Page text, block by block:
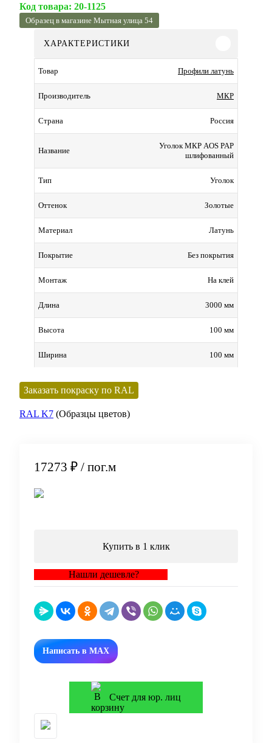
Код товара: 20-1125
Образец в магазине Мытная улица 54
ХАРАКТЕРИСТИКИ
Товар Профили латунь
Производитель МКР
Страна Россия
Название
Уголок МКР AOS PAP
шлифованный
Тип Уголок
Оттенок Золотые
Материал Латунь
Покрытие Без покрытия
Монтаж На клей
Длина 3000 мм
Высота 100 мм
Ширина 100 мм
Заказать покраску по RAL
RAL K7 (Образцы цветов)
17273 ₽ / пог.м
Купить в 1 клик
Нашли дешевле?
Написать в MAX
Счет для юр. лиц